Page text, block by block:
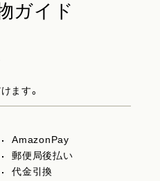
ガイド
ます。
AmazonPay
郵便局後払い
代金引換